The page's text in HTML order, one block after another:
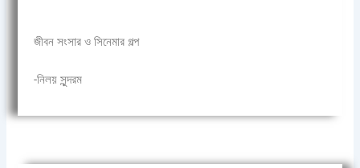
জীবন সংসার ও সিনেমার গল্প
-নিলয় সুন্দরম